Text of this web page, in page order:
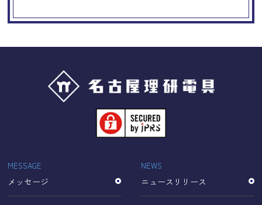
Googleアナリティクスの使用につい
当サイトでは、より良いサービスの提供、またユーザビリ
ティの向上のため、Googleアナリティクスを使用し、当サ
イトの利用状況などのデータ収集及び解析を行っておりま
す。その際、「Cookie」を通じて、Googleがお客様のIPア
ドレスなどの情報を収集する場合がありますが、
「Cookie」で収集される情報は個人を特定できるものでは
収集されたデータはGoogleのプライバシーポリシーにおい
て管理されます。
なお、当サイトのご利用をもって、上述の方法・目的にお
いてGoogle及び当サイトが行うデータ処理に関し、お客様
MESSAGE
メッセージ
NEWS
ニュースリリース